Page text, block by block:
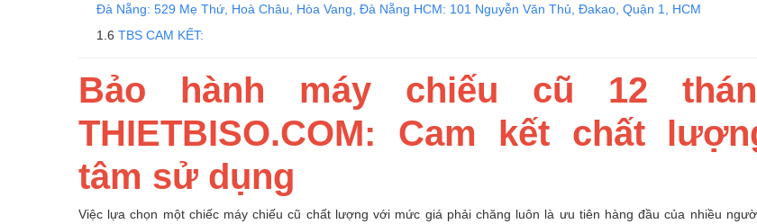
Đà Nẵng: 529 Mẹ Thứ, Hoà Châu, Hòa Vang, Đà Nẵng HCM: 101 Nguyễn Văn Thủ, Đakao, Quận 1, HCM
TBS CAM KẾT:
Bảo hành máy chiếu cũ 12
THIETBISO.COM: Cam kết chất
tâm sử dụng
Việc lựa chọn một chiếc máy chiếu cũ chất lượng với mức giá phải chăng luôn là ưu tiên hàng đầu của nhiều